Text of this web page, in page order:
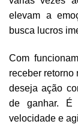
elevam a
busca lucros
Com
receber
deseja ação
de ganhar. É
velocidade e